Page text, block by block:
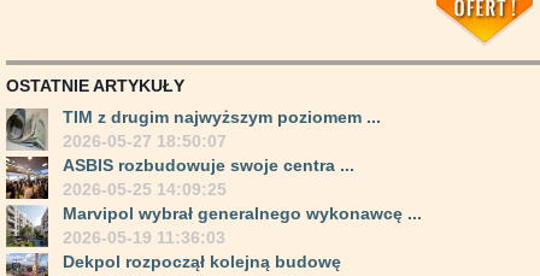
OSTATNIE ARTYKUŁY
TIM z drugim najwyższym poziomem ...
2026-05-27 18:50:07
ASBIS rozbudowuje swoje centra ...
2026-05-25 14:09:25
Marvipol wybrał generalnego wykonawcę ...
2026-05-19 11:36:03
Dekpol rozpoczął kolejną budowę